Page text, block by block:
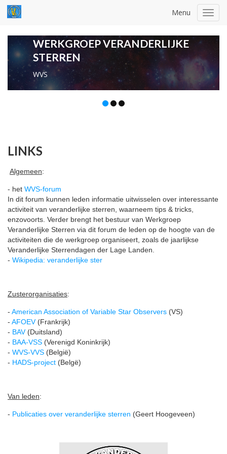
Menu
WERKGROEP VERANDERLIJKE
STERREN
WVS
LINKS
Algemeen:
- het WVS-forum
In dit forum kunnen leden informatie uitwisselen over interessante
activiteit van veranderlijke sterren, waarneem tips & tricks,
enzovoorts. Verder brengt het bestuur van Werkgroep
Veranderlijke Sterren via dit forum de leden op de hoogte van de
activiteiten die de werkgroep organiseert, zoals de jaarlijkse
Veranderlijke Sterrendagen der Lage Landen.
- Wikipedia: veranderlijke ster
Zusterorganisaties:
- American Association of Variable Star Observers (VS)
- AFOEV (Frankrijk)
- BAV(Duitsland)
- BAA-VSS (Verenigd Koninkrijk)
- WVS-VVS (België)
- HADS-project (Belgë)
Van leden:
- Publicaties over veranderlijke sterren (Geert Hoogeveen)